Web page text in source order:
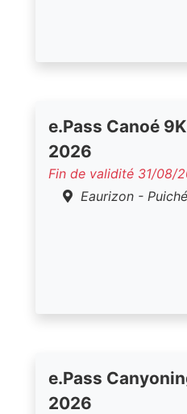
e.Pass Canoé
2026
Fin de validité 31/08/
Eaurizon -
e.Pass
2026